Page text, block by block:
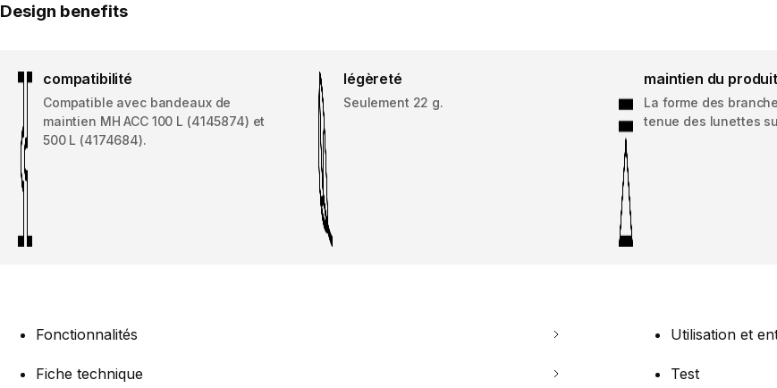
Design benefits
compatibilité
Compatible avec bandeaux de
maintien MH ACC 100 L (4145874) et
500 L (4174684).
légèreté
Seulement 22 g.
maintien du produit
La forme des
tenue des lunettes
Fonctionnalités Utilisation et
Fiche technique Test